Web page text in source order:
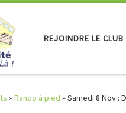
REJOINDRE LE CLUB
»Rando à pied »Samedi 8 Nov :